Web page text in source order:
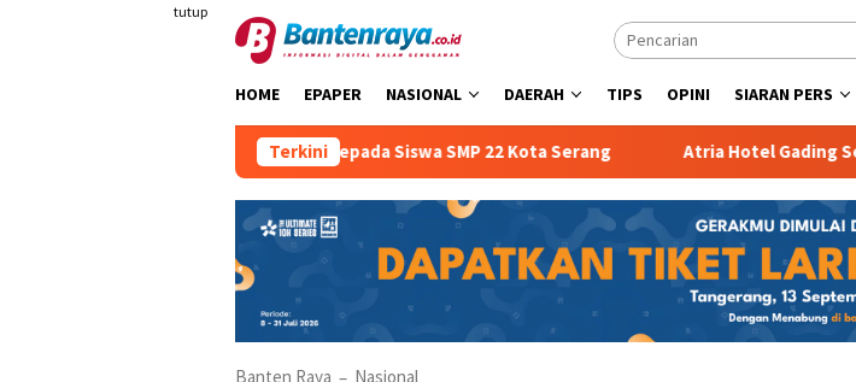
tutup
HOME EPAPER NASIONAL DAERAH TIPS OPINI SIARAN PERS
Terkini
Berkendara Sejak Dini Kepada Siswa SMP 22 Kota Serang Atria Hotel Gading Serpong
Banten Raya Nasional